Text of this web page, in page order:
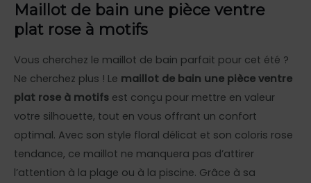
Maillot de bain une pièce ventre
plat rose à motifs
Vous cherchez le maillot de bain parfait pour cet été ?
Ne cherchez plus ! Le maillot de bain une pièce ventre
plat rose à motifs est conçu pour mettre en valeur
votre silhouette, tout en vous offrant un confort
optimal. Avec son style floral délicat et son coloris rose
tendance, ce maillot ne manquera pas d’attirer
l’attention à la plage ou à la piscine. Grâce à sa